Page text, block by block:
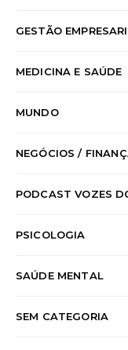
GESTÃO
MEDICINA E SAÚDE
MUNDO
NEGÓCIOS /
PODCAST VOZES
PSICOLOGIA
SAÚDE MENTAL
SEM CATEGORIA